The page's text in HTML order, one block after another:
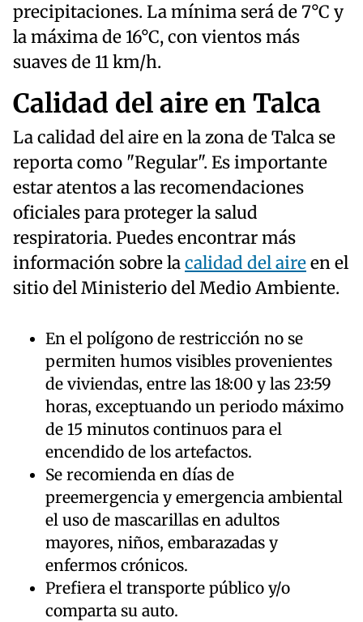
precipitaciones. La mínima será de 7°C y
la máxima de 16°C, con vientos más
suaves de 11 km/h.
Calidad del aire en Talca
La calidad del aire en la zona de Talca se
reporta como "Regular". Es importante
estar atentos a las recomendaciones
oficiales para proteger la salud
respiratoria. Puedes encontrar más
información sobre lacalidad del aireen el
sitio del Ministerio del Medio Ambiente.
En el polígono de restricción no se
permiten humos visibles provenientes
de viviendas, entre las 18:00 y las 23:59
horas, exceptuando un periodo máximo
de 15 minutos continuos para el
encendido de los artefactos.
Se recomienda en días de
preemergencia y emergencia ambiental
el uso de mascarillas en adultos
mayores, niños, embarazadas y
enfermos crónicos.
Prefiera el transporte público y/o
comparta su auto.